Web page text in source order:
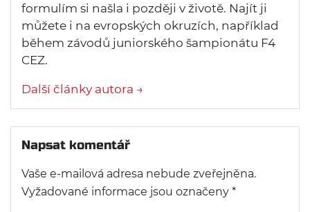
formulím si našla i později v životě. Najít ji
můžete i na evropských okruzích, například
během závodů juniorského šampionátu F4
CEZ.
Další články autora →
Napsat komentář
Vaše e-mailová adresa nebude zveřejněna.
Vyžadované informace jsou označeny *